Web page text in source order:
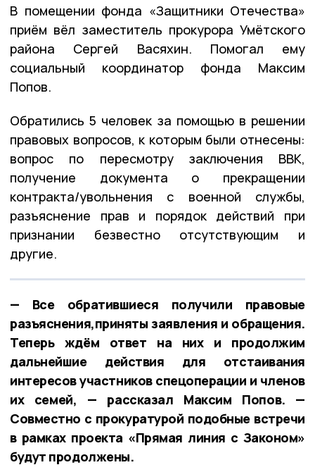
В помещении фонда «Защитники Отечества»
приём вёл заместитель прокурора Умётского
района Сергей Васяхин. Помогал ему
социальный координатор фонда Максим
Попов.
Обратились 5 человек за помощью в решении
правовых вопросов, к которым были отнесены:
вопрос по пересмотру заключения ВВК,
получение документа о прекращении
контракта/увольнения с военной службы,
разъяснение прав и порядок действий при
признании безвестно отсутствующим и
другие.
— Все обратившиеся получили правовые
разъяснения,приняты заявления и обращения.
Теперь ждём ответ на них и продолжим
дальнейшие действия для отстаивания
интересов участников спецоперации и членов
их семей, — рассказал Максим Попов. —
Совместно с прокуратурой подобные встречи
в рамках проекта «Прямая линия с Законом»
будут продолжены.